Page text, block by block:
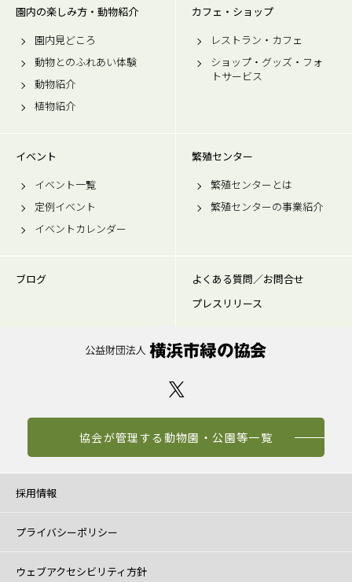
園内の楽しみ方・動物紹介
園内見どころ
動物とのふれあい体験
動物紹介
植物紹介
カフェ・ショップ
レストラン・カフェ
ショップ・グッズ・フォ
トサービス
イベント
イベント一覧
定例イベント
イベントカレンダー
繁殖センター
繁殖センターとは
繁殖センターの事業紹介
ブログ
よくある質問／お問合せ
プレスリリース
協会が管理する動物園・公園等一覧
採用情報
プライバシーポリシー
ウェブアクセシビリティ方針